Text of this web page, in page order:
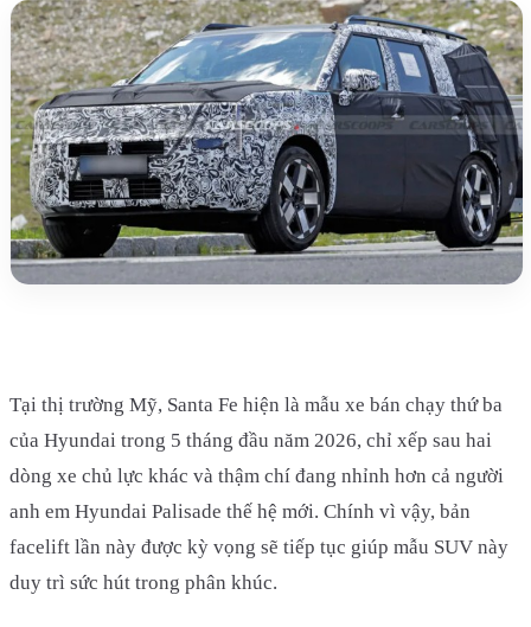
Tại thị trường Mỹ, Santa Fe hiện là mẫu xe bán chạy thứ ba
của Hyundai trong 5 tháng đầu năm 2026, chỉ xếp sau hai
dòng xe chủ lực khác và thậm chí đang nhỉnh hơn cả người
anh em Hyundai Palisade thế hệ mới. Chính vì vậy, bản
facelift lần này được kỳ vọng sẽ tiếp tục giúp mẫu SUV này
duy trì sức hút trong phân khúc.